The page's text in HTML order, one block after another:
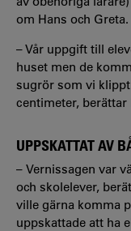
om Hans och Greta.
– Vår uppgift till
huset men de
sugrör som vi
centimeter, berättar
UPPSKATTAT AV
– Vernissagen var
och skolelever,
ville gärna komma
uppskattade att ha